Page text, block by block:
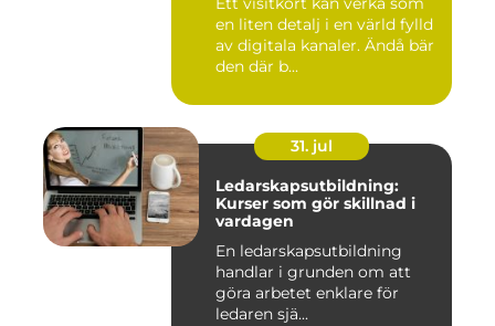
en liten detalj i en värld fylld
av digitala kanaler. Ändå bär
den där b...
31. jul
Ledarskapsutbildning:
Kurser som gör skillnad i
vardagen
En ledarskapsutbildning
handlar i grunden om att
göra arbetet enklare för
ledaren sjä...